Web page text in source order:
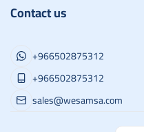
Contact us
+966502875312
+966502875312
sales@wesamsa.com